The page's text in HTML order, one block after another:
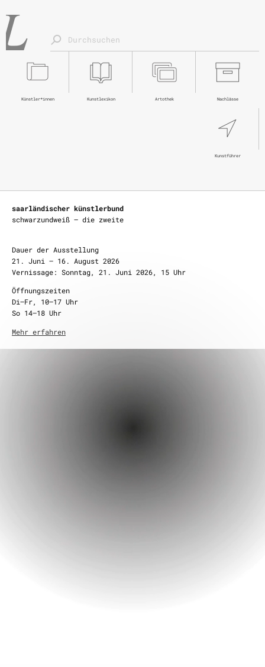
Nachlässe
Artothek
Kunstlexikon
Künstler*innen
Kunstführer
saarländischer künstlerbund
schwarzundweiß – die zweite
Dauer der Ausstellung
21. Juni – 16. August 2026
Vernissage: Sonntag, 21. Juni 2026, 15 Uhr
Öffnungszeiten
Di–Fr, 10–17 Uhr
So 14–18 Uhr
Mehr erfahren